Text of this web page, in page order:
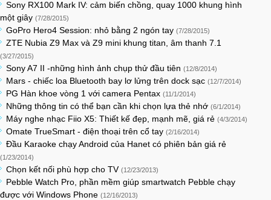
Sony RX100 Mark IV: cảm biến chồng, quay 1000 khung hình
một giây (7/28/2015)
GoPro Hero4 Session: nhỏ bằng 2 ngón tay (7/28/2015)
ZTE Nubia Z9 Max và Z9 mini khung titan, âm thanh 7.1
(3/27/2015)
Sony A7 II -những hình ảnh chụp thử đầu tiên (12/8/2014)
Mars - chiếc loa Bluetooth bay lơ lửng trên dock sạc (12/7/2014)
PG Hàn khoe vòng 1 với camera Pentax (11/1/2014)
Những thông tin có thể bạn cần khi chọn lựa thẻ nhớ (6/1/2014)
Máy nghe nhạc Fiio X5: Thiết kế đẹp, mạnh mẽ, giá rẻ (4/3/2014)
Omate TrueSmart - điện thoại trên cổ tay (2/16/2014)
Đầu Karaoke chạy Android của Hanet có phiên bản giá rẻ
(1/23/2014)
Chọn kết nối phù hợp cho TV (12/23/2013)
Pebble Watch Pro, phần mềm giúp smartwatch Pebble chạy
được với Windows Phone (12/16/2013)